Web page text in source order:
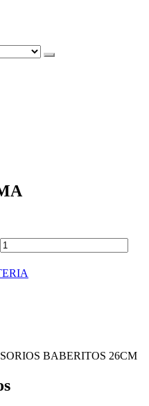
Requena 2459
BABERITOS 26CM